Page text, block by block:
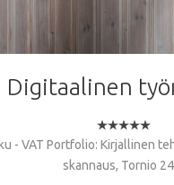
Digitaalinen
- VAT Portfolio: Kirjallinen
skannaus, Tornio